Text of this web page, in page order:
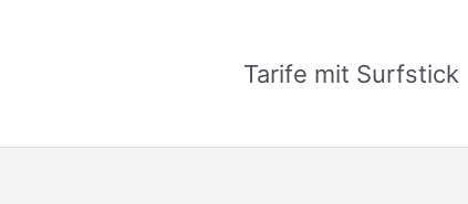
Tarife mit Surfstick